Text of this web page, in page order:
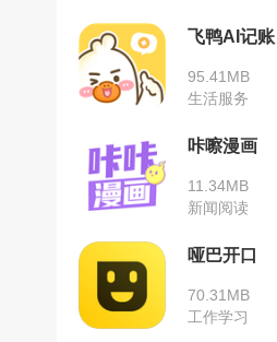
飞鸭AI记账
95.41MB
生活服务
咔嚓漫画
11.34MB
新闻阅读
哑巴开口
70.31MB
工作学习